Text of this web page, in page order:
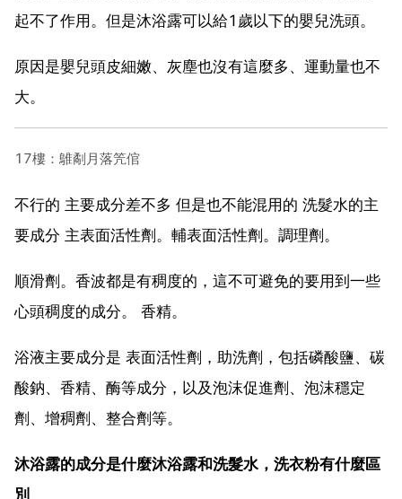
起不了作用。但是沐浴露可以給1歲以下的嬰兒洗頭。
原因是嬰兒頭皮細嫩、灰塵也沒有這麼多、運動量也不
大。
17樓：鵻劀月落笐倌
不行的 主要成分差不多 但是也不能混用的 洗髮水的主
要成分 主表面活性劑。輔表面活性劑。調理劑。
順滑劑。香波都是有稠度的，這不可避免的要用到一些
心頭稠度的成分。 香精。
浴液主要成分是 表面活性劑，助洗劑，包括磷酸鹽、碳
酸鈉、香精、酶等成分，以及泡沫促進劑、泡沫穩定
劑、增稠劑、整合劑等。
沐浴露的成分是什麼沐浴露和洗髮水，洗衣粉有什麼區
別